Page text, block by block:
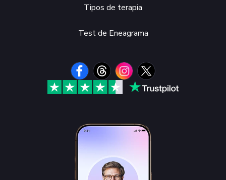
Tipos de terapia
Test de Eneagrama